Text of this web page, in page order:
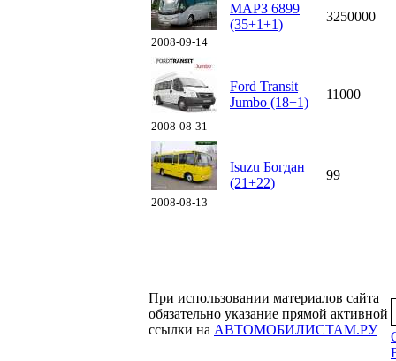
2008-09-14
МАРЗ 6899
(35+1+1)
3250000
2008-08-31
Ford Transit
Jumbo (18+1)
11000
2008-08-13
Isuzu Богдан
(21+22)
99
При использовании материалов сайта
обязательно указание прямой активной
ссылки на АВТОМОБИЛИСТАМ.РУ